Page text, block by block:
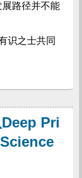
路径并不能
识之士共同
Pri